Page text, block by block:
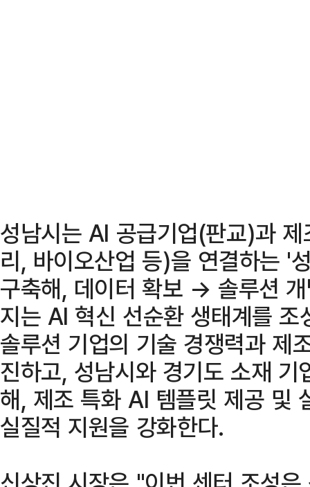
성남시는 AI 공급기업(판교)과
리, 바이오산업 등)을 연결하는 '
구축해, 데이터 확보 → 솔루션
지는 AI 혁신 선순환 생태계를
솔루션 기업의 기술 경쟁력과 제
진하고, 성남시와 경기도 소재
해, 제조 특화 AI 템플릿 제공 및
실질적 지원을 강화한다.